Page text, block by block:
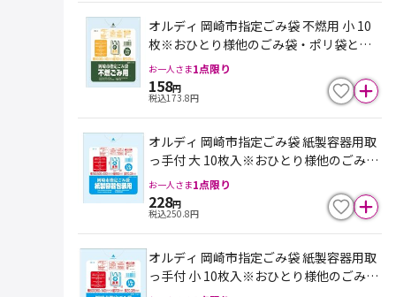
オルディ 岡崎市指定ごみ袋 不燃用 小 10
枚※おひとり様他のごみ袋・ポリ袋と合
わせて１点限り。入荷不安定の為、欠品
になる場合がございます
お一人さま1点限り
158円
税込173.8円
オルディ 岡崎市指定ごみ袋 紙製容器用取
っ手付 大 10枚入※おひとり様他のごみ
袋・ポリ袋と合わせて１点限り。入荷不
安定の為、欠品になる場合がございます
お一人さま1点限り
228円
税込250.8円
オルディ 岡崎市指定ごみ袋 紙製容器用取
っ手付 小 10枚入※おひとり様他のごみ